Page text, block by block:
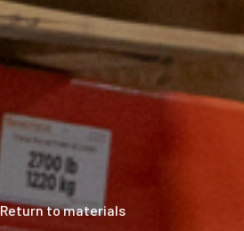
Return to materials